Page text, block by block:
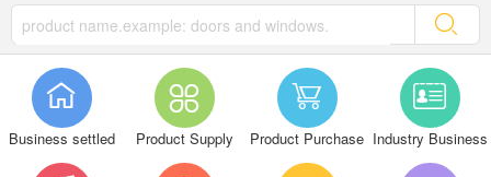

Business settled

Product Supply

Product Purchase

Industry Business